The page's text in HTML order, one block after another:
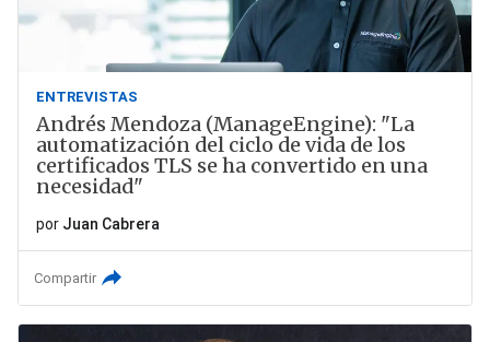
ENTREVISTAS
Andrés Mendoza (ManageEngine): "La
automatización del ciclo de vida de los
certificados TLS se ha convertido en una
necesidad"
por Juan Cabrera
Compartir